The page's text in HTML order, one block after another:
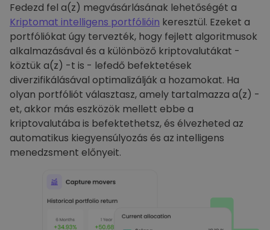
Fedezd fel a(z) megvásárlásának lehetőségét a
Kriptomat intelligens portfólióin keresztül. Ezeket a
portfóliókat úgy tervezték, hogy fejlett algoritmusok
alkalmazásával és a különböző kriptovalutákat -
köztük a(z) -t is - lefedő befektetések
diverzifikálásával optimalizálják a hozamokat. Ha
olyan portfóliót választasz, amely tartalmazza a(z) -
et, akkor más eszközök mellett ebbe a
kriptovalutába is befektethetsz, és élvezheted az
automatikus kiegyensúlyozás és az intelligens
menedzsment előnyeit.